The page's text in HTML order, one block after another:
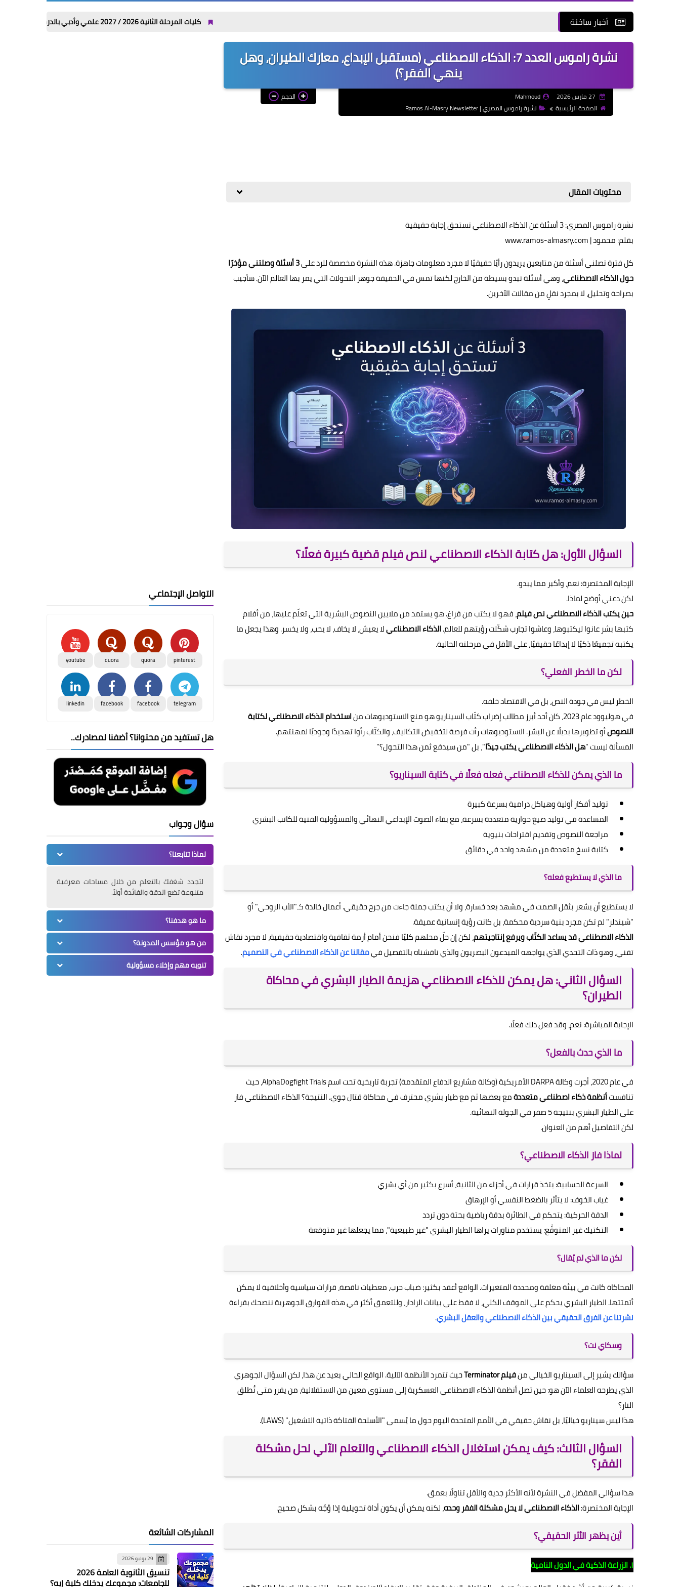
أخبار ساخنة كليات المرحلة الثانية 2026 / 2027 علمي وأدبي بالدرجات: مجموعك يدخلك إيه؟
نشرة راموس العدد 7: الذكاء الاصطناعي (مستقبل الإبداع، معارك الطيران، وهل
ينهي الفقر؟)
Mahmoud
الصفحة الرئيسية
نشرة راموس المصري | Ramos Al-Masry Newsletter
الحجم
محتويات المقال
نشرة راموس المصري: 3 أسئلة عن الذكاء الاصطناعي تستحق إجابة حقيقية
بقلم: محمود | www.ramos-almasry.com
كل فترة تصلني أسئلة من متابعين يريدون رأيًا حقيقيًا لا مجرد معلومات جاهزة. هذه النشرة مخصصة للرد على 3 أسئلة وصلتني مؤخرًا
حول الذكاء الاصطناعي، وهي أسئلة تبدو بسيطة من الخارج لكنها تمس في الحقيقة جوهر التحولات التي يمر بها العالم الآن. سأجيب
بصراحة وتحليل، لا بمجرد نقلٍ من مقالات الآخرين.
السؤال الأول: هل كتابة الذكاء الاصطناعي لنص فيلم قضية كبيرة فعلًا؟
الإجابة المختصرة: نعم، وأكبر مما يبدو.
لكن دعني أوضح لماذا.
حين يكتب الذكاء الاصطناعي نص فيلم، فهو لا يكتب من فراغ. هو يستمد من ملايين النصوص البشرية التي تعلّم عليها، من أفلام
كتبها بشر عانوا ليكتبوها، وعاشوا تجارب شكّلت رؤيتهم للعالم.الذكاء الاصطناعيلا يعيش، لا يخاف، لا يحب، ولا يخسر. وهذا يجعل ما
يكتبه تجميعًا ذكيًا لا إبداعًا حقيقيًا، على الأقل في مرحلته الحالية.
لكن ما الخطر الفعلي؟
الخطر ليس في جودة النص، بل في الاقتصاد خلفه.
في هوليوود عام 2023، كان أحد أبرز مطالب إضراب كتّاب السيناريو هو منع الاستوديوهات من
استخدام الذكاء الاصطناعي لكتابة
النصوصأو تطويرها بديلًا عن البشر. الاستوديوهات رأت فرصة لتخفيض التكاليف، والكتّاب رأوا تهديدًا وجوديًا لمهنتهم.
المسألة ليست "هل الذكاء الاصطناعي يكتب جيدًا"، بل "من سيدفع ثمن هذا التحول؟"
ما الذي يمكن للذكاء الاصطناعي فعله فعلًا في كتابة السيناريو؟
توليد أفكار أولية وهياكل درامية بسرعة كبيرة
المساعدة في توليد صيغ حوارية متعددة بسرعة، مع بقاء الصوت الإبداعي النهائي والمسؤولية الفنية للكاتب البشري
مراجعة النصوص وتقديم اقتراحات بنيوية
كتابة نسخ متعددة من مشهد واحد في دقائق
ما الذي لا يستطيع فعله؟
لا يستطيع أن يشعر بثقل الصمت في مشهد بعد خسارة، ولا أن يكتب جملة جاءت من جرح حقيقي. أعمال خالدة كـ"الأب الروحي" أو
"شيندلر" لم تكن مجرد بنية سردية محكمة، بل كانت رؤية إنسانية عميقة.
الذكاء الاصطناعي قد يساعد الكتّاب ويرفع إنتاجيتهم، لكن إن حلّ محلهم كليًا فنحن أمام أزمة ثقافية واقتصادية حقيقية، لا مجرد نقاش
تقني، وهو ذات التحدي الذي يواجهه المبدعون البصريون والذي ناقشناه بالتفصيل فيمقالنا عن الذكاء الاصطناعي في التصميم.
السؤال الثاني: هل يمكن للذكاء الاصطناعي هزيمة الطيار البشري في محاكاة
الطيران؟
الإجابة المباشرة: نعم، وقد فعل ذلك فعلًا.
ما الذي حدث بالفعل؟
في عام 2020، أجرت وكالة DARPA الأمريكية (وكالة مشاريع الدفاع المتقدمة) تجربة تاريخية تحت اسم AlphaDogfight Trials، حيث
تنافستأنظمة ذكاء اصطناعي متعددةمع بعضها ثم مع طيار بشري محترف في محاكاة قتال جوي. النتيجة؟ الذكاء الاصطناعي فاز
على الطيار البشري بنتيجة 5 صفر في الجولة النهائية.
لكن التفاصيل أهم من العنوان.
لماذا فاز الذكاء الاصطناعي؟
السرعة الحسابية: يتخذ قرارات في أجزاء من الثانية، أسرع بكثير من أي بشري
غياب الخوف: لا يتأثر بالضغط النفسي أو الإرهاق
الدقة الحركية: يتحكم في الطائرة بدقة رياضية بحتة دون تردد
التكتيك غير المتوقَّع: يستخدم مناورات يراها الطيار البشري "غير طبيعية"، مما يجعلها غير متوقعة
لكن ما الذي لم يُقال؟
المحاكاة كانت في بيئة مغلقة ومحددة المتغيرات. الواقع أعقد بكثير: ضباب حرب، معطيات ناقصة، قرارات سياسية وأخلاقية لا يمكن
أتمتتها. الطيار البشري يحكم على الموقف الكلي، لا فقط على بيانات الرادار، وللتعمق أكثر في هذه الفوارق الجوهرية ننصحك بقراءة
نشرتنا عن الفرق الحقيقي بين الذكاء الاصطناعي والعقل البشري.
وسكاي نت؟
سؤالك يشير إلى السيناريو الخيالي منفيلم Terminator
حيث تتمرد الأنظمة الآلية. الواقع الحالي بعيد عن هذا، لكن السؤال الجوهري
الذي يطرحه العلماء الآن هو: حين تصل أنظمة الذكاء الاصطناعي العسكرية إلى مستوى معين من الاستقلالية، من يقرر متى تُطلق
النار؟
هذا ليس سيناريو خياليًا، بل نقاش حقيقي في الأمم المتحدة اليوم حول ما يُسمى "الأسلحة الفتاكة ذاتية التشغيل" (LAWS).
السؤال الثالث: كيف يمكن استغلال الذكاء الاصطناعي والتعلم الآلي لحل مشكلة
الفقر؟
هذا سؤالي المفضل في النشرة لأنه الأكثر جدية والأقل تناولًا بعمق.
الإجابة المختصرة:الذكاء الاصطناعي لا يحل مشكلة الفقر وحده، لكنه يمكن أن يكون أداة تحويلية إذا وُجّه بشكل صحيح.
أين يظهر الأثر الحقيقي؟
١. الزراعة الذكية في الدول النامية
التواصل الإجتماعي
pinterest
quora
quora
youtube
telegram
facebook
facebook
linkedin
هل تستفيد من محتوانا؟ أضفنا لمصادرك..
سؤال وجواب
لماذا تتابعنا؟
لتجدد شغفك بالتعلم من خلال مساحات معرفية
متنوعة تضع الدقة والفائدة أولاً.
ما هو هدفنا؟
من هو مؤسس المدونة؟
تنويه مهم وإخلاء مسؤولية
المشاركات الشائعة
29 يوليو 2026
تنسيق الثانوية العامة 2026
للجامعات: مجموعك يدخلك كلية إيه؟